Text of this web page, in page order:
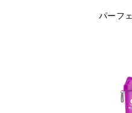
パーフ